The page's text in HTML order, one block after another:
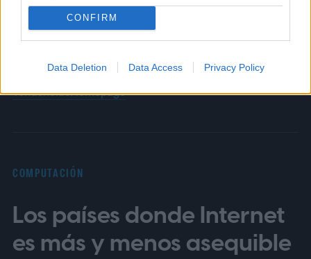
CONFIRM
Data Deletion Data Access Privacy Policy
Topics
TendenciasHomepage
COMPUTACIÓN
Los países donde Internet
es más y menos asequible